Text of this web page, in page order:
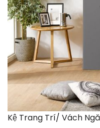
Kệ Trang Trí/ Vách